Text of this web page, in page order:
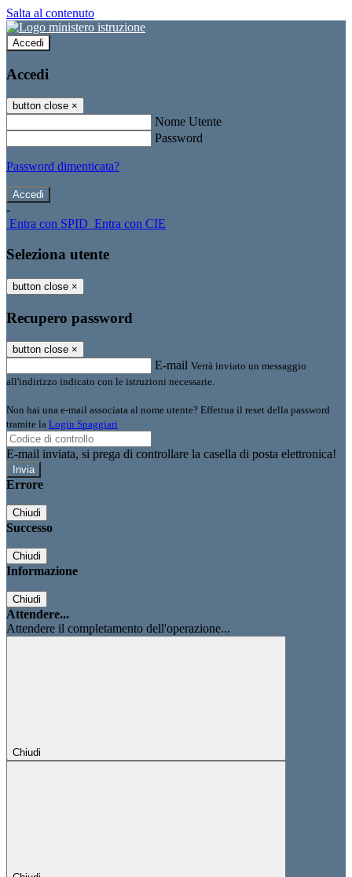
Salta al contenuto
Accedi
Accedi
button close ×
Nome Utente
Password
Password dimenticata?
-
Entra con SPID Entra con CIE
Seleziona utente
button close ×
Recupero password
button close ×
E-mail Verrà inviato un messaggio
all'indirizzo indicato con le istruzioni necessarie.
Non hai una e-mail associata al nome utente? Effettua il reset della password
tramite la Login Spaggiari
E-mail inviata, si prega di controllare la casella di posta elettronica!
Errore
Chiudi
Successo
Chiudi
Informazione
Chiudi
Attendere...
Attendere il completamento dell'operazione...
Chiudi